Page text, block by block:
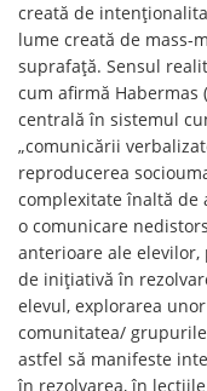
creată de
lume creată de mass-
suprafață. Sensul
cum afirmă Habermas
centrală în sistemul
„comunicării
reproducerea
complexitate înaltă de
o comunicare
anterioare ale
de inițiativă în
elevul, explorarea
comunitatea/
astfel să manifeste
în rezolvarea, în